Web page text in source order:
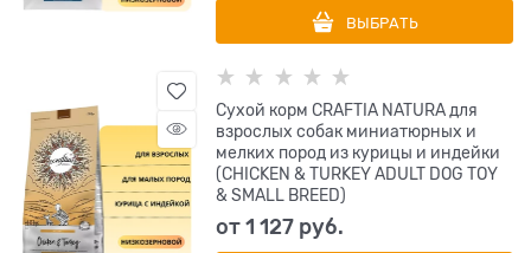
ВЫБРАТЬ
Сухой корм CRAFTIA NATURA для
взрослых собак миниатюрных и
мелких пород из курицы и индейки
(CHICKEN & TURKEY ADULT DOG TOY
& SMALL BREED)
от1 127 руб.